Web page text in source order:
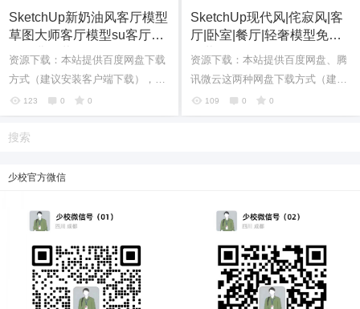
SketchUp新奶油风客厅模型
草图大师客厅模型su客厅模
型免费下载20240617
资源下载：本站提供百度网盘下载
方式（建议安装客户端下载），如
果网盘下载链接失效请在评论区留
个人微...
123 0 0
SketchUp现代风|侘寂风|客
厅|卧室|餐厅|轻奢模型免费
下载20240601
资源下载：本站提供百度网盘、腾
讯微云这两种网盘下载方式（建议
安装客户端下载），如果两种网盘
109 0 0
少校官方微信
6位以上
已有帐号？